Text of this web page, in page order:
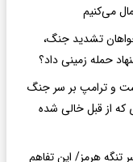
می‌کنیم
تشدید جنگ،
حمله زمینی داد؟
و ترامپ بر سر جنگ
که از قبل خالی شده
تنگه هرمز/ این تفاهم